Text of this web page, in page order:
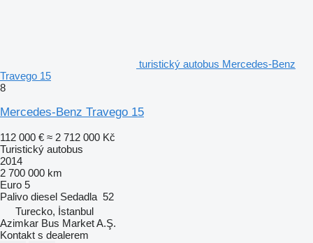
turistický autobus Mercedes-Benz
Travego 15
8
Mercedes-Benz Travego 15
112 000 € ≈ 2 712 000 Kč
Turistický autobus
2014
2 700 000 km
Euro 5
Palivo diesel Sedadla 52
Turecko, İstanbul
Azimkar Bus Market A.Ş.
Kontakt s dealerem